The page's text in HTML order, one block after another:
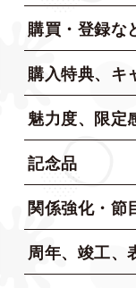
購買・登録な
購入特典、キ
魅力度、限定
記念品
関係強化・節
周年、竣工、